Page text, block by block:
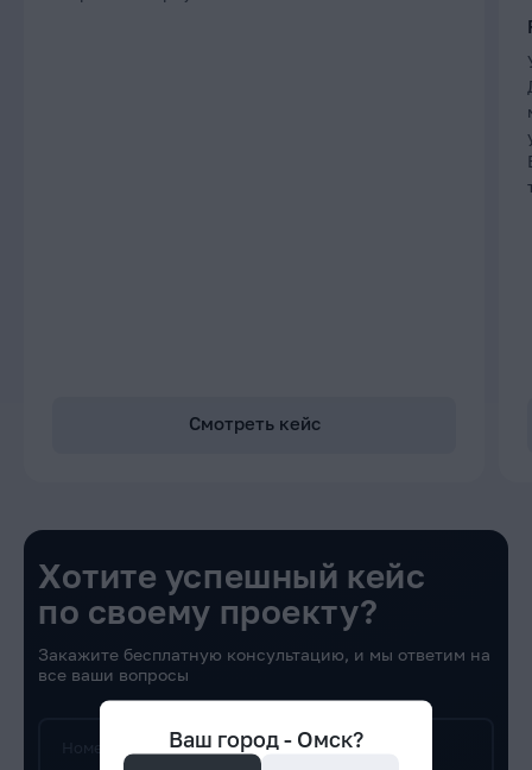
Смотреть кейс
Хотите успешный кейс
по своему проекту?
Закажите бесплатную консультацию, и мы ответим на
все ваши вопросы
Номер телефона*Ваш город - Омск?